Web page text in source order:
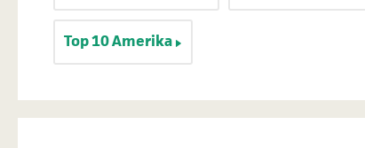
Top 10 Amerika